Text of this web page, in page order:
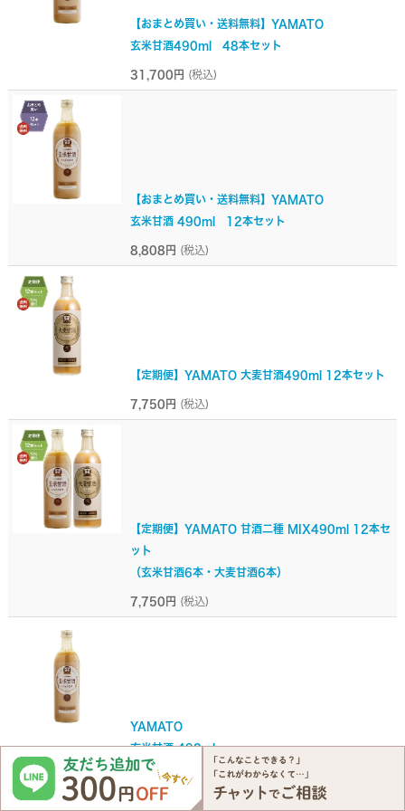
【おまとめ買い・送料無料】YAMATO
玄米甘酒490ml 48本セット
31,700円 (税込)
【おまとめ買い・送料無料】YAMATO
玄米甘酒 490ml 12本セット
8,808円 (税込)
【定期便】YAMATO 大麦甘酒490ml 12本セット
7,750円 (税込)
【定期便】YAMATO 甘酒二種 MIX490ml 12本セ
ット
（玄米甘酒6本・大麦甘酒6本）
7,750円 (税込)
YAMATO
玄米甘酒 490ml
734円 (税込)